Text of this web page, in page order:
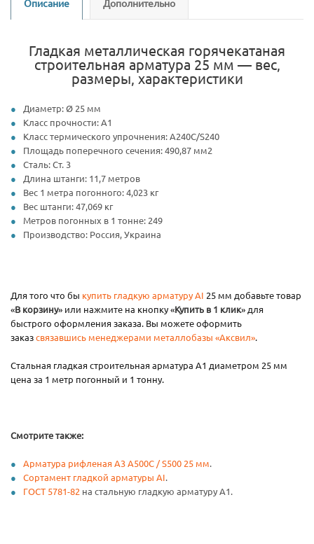
Описание Дополнительно
Гладкая металлическая горячекатаная
строительная арматура 25 мм — вес,
размеры, характеристики
Диаметр: Ø 25 мм
Класс прочности: А1
Класс термического упрочнения: А240С/S240
Площадь поперечного сечения: 490,87 мм2
Сталь: Ст. 3
Длина штанги: 11,7 метров
Вес 1 метра погонного: 4,023 кг
Вес штанги: 47,069 кг
Метров погонных в 1 тонне: 249
Производство: Россия, Украина
Для того что бы купить гладкую арматуру AI 25 мм добавьте товар
«В корзину» или нажмите на кнопку «Купить в 1 клик» для
быстрого оформления заказа. Вы можете оформить
заказсвязавшись менеджерами металлобазы «Аксвил».
Стальная гладкая строительная арматура А1 диаметром 25 мм
цена за 1 метр погонный и 1 тонну.
Смотрите также:
Арматура рифленая А3 А500С / S500 25 мм.
Сортамент гладкой арматуры AI.
ГОСТ 5781-82 на стальную гладкую арматуру А1.